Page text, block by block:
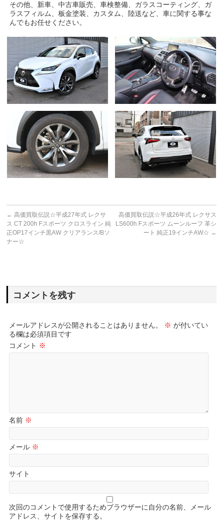
その他、新車、中古車販売、車検整備、ガラスコーティング、ガ
ラスフィルム、板金塗装、カスタム、陸送など、車に関する事な
んでもお任せください。
← 高価買取伝説☆平成27年式 レクサ
ス CT 200h Fスポーツ クロスライン 純
正OP17インチ黒AW クリアランス/Bソ
ナー☆
高価買取伝説☆平成26年式 レクサス
LS600h Fスポーツ ムーンルーフ 革シ
ート 純正19インチAW☆ →
コメントを残す
メールアドレスが公開されることはありません。 ※ が付いてい
る欄は必須項目です
コメント ※
名前 ※
メール ※
サイト
次回のコメントで使用するためブラウザーに自分の名前、メール
アドレス、サイトを保存する。